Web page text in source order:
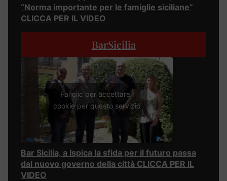
“Norma importante per le famiglie siciliane”
CLICCA PER IL VIDEO
BarSicilia
Fai clic per accettare i
cookie per questo servizio
Bar Sicilia, a Ispica la sfida per il futuro passa
dal nuovo governo della città CLICCA PER IL
VIDEO